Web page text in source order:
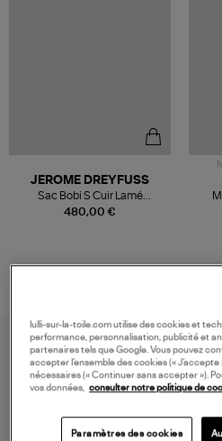
480,00 €
JEROME DREYFUSS
Sac Bobi S Cuir Lamé
Champagne
lulli-sur-la-toile.com utilise des cookies et
performance, personnalisation, publicité et
partenaires tels que Google. Vous pouvez
accepter l’ensemble des cookies («
nécessaires (« Continuer sans accepter »).
vos données, consulter notre politique de
Paramètres des cookies